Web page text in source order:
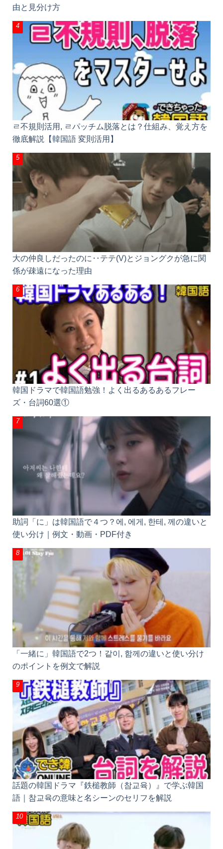
由と見分け方
ㄹ不規則活用, ㄹパッチム脱落とは？仕組み、覚え方を
徹底解説【韓国語 変則活用】
大の仲良しだったのに‥テテ(V)とジョングクが急に関
係が疎遠になった理由
韓国ドラマで韓国語勉強！よく出るあるあるフレー
ズ・台詞60選①
助詞「に」は韓国語で４つ？에, 에게, 한테, 께の違いと
使い分け｜例文・動画・PDF付き
「一緒に」韓国語で2つ！같이, 함께の違いと使い分け
のポイントを例文で解説
話題の韓国ドラマ『鉄槌教師（참교육）』で学ぶ韓国
語｜참교육の意味と名シーンのセリフを解説